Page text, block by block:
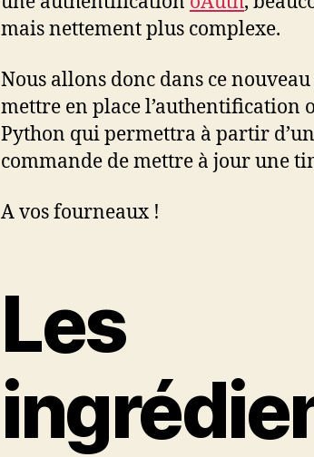
mais nettement plus complexe.
Nous allons donc dans ce
mettre en place l’authentification
Python qui permettra à partir
commande de mettre à jour une
A vos fourneaux !
Les